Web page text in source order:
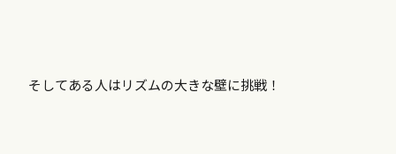
そしてある人はリズムの大きな壁に挑戦！